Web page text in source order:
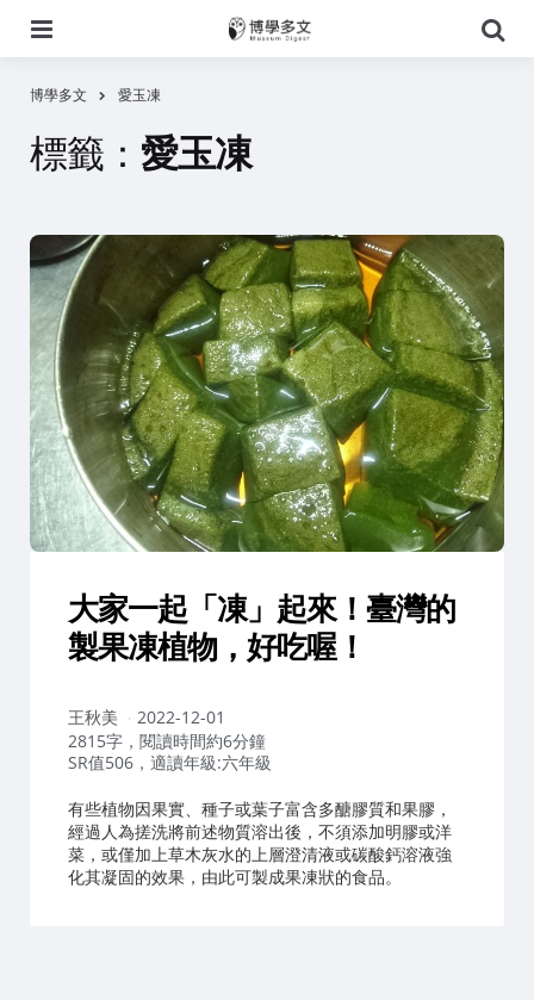
尋
博學多文 愛玉凍
標籤： 愛玉凍
大家一起「凍」起來！臺灣的
製果凍植物，好吃喔！
作
者：
王秋美
2022-12-01
2815字，閱讀時間約6分鐘
SR值506，適讀年級:六年級
有些植物因果實、種子或葉子富含多醣膠質和果膠，
經過人為搓洗將前述物質溶出後，不須添加明膠或洋
菜，或僅加上草木灰水的上層澄清液或碳酸鈣溶液強
化其凝固的效果，由此可製成果凍狀的食品。